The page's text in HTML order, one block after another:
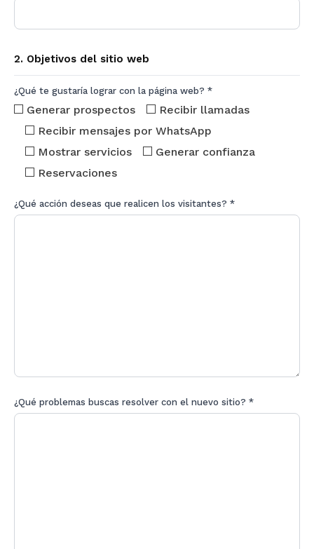
2. Objetivos del sitio web
¿Qué te gustaría lograr con la página web? *
Generar prospectos
Recibir llamadas
Recibir mensajes por WhatsApp
Mostrar servicios
Generar confianza
Reservaciones
¿Qué acción deseas que realicen los visitantes? *
¿Qué problemas buscas resolver con el nuevo sitio? *